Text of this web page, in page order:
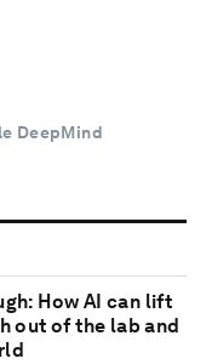
DeepMind
How AI can lift
out of the lab and